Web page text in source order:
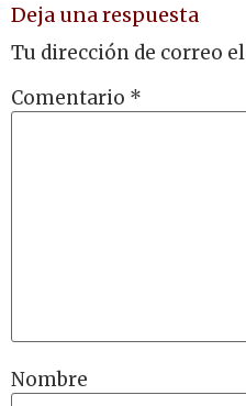
Deja una respuesta
Tu dirección de correo
Comentario *
Nombre